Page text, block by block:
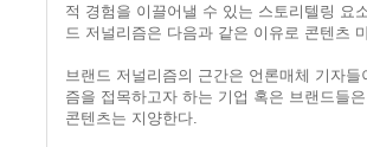
적 경험을 이끌어낼 수 있는 스토리텔링 요
드 저널리즘은 다음과 같은 이유로 콘텐츠
브랜드 저널리즘의 근간은 언론매체 기자
즘을 접목하고자 하는 기업 혹은 브랜드들
콘텐츠는 지양한다.